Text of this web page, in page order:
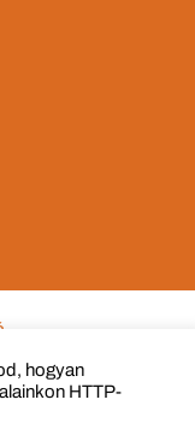
hogyan
HTTP-